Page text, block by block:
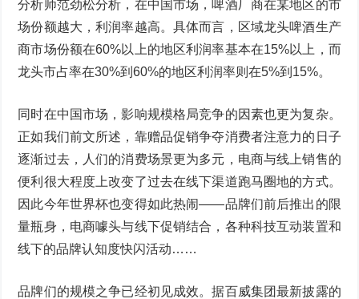
分析师范劲松分析，在中国市场，啤酒厂商在某地区的市
场份额越大，利润率越高。具体而言，区域龙头啤酒生产
商市场份额在60%以上的地区利润率基本在15%以上，而
龙头市占率在30%到60%的地区利润率则在5%到15%。
同时在中国市场，影响规模格局竞争的因素也更为复杂。
正如我们前文所述，靠赠品促销争夺消费者注意力的日子
逐渐过去，人们的消费场景更为多元，电商与线上销售的
便利很大程度上改变了过去在线下渠道跑马圈地的方式。
因此今年世界杯也变得如此热闹——品牌们前后推出的限
量瓶身，电商噱头与线下促销结合，各种科技互动装置和
线下的品牌认知度快闪活动……
品牌们的规模之争已经初见成效。据百威集团最新披露的